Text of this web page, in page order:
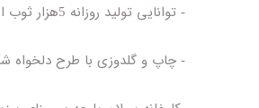
- توانایی تولید روزانه 5هزار ثوب انواع مایو پسرانه با 700نفر پرسنل ماهر خط دوزندگی
- چاپ و گلدوزی با طرح دلخواه